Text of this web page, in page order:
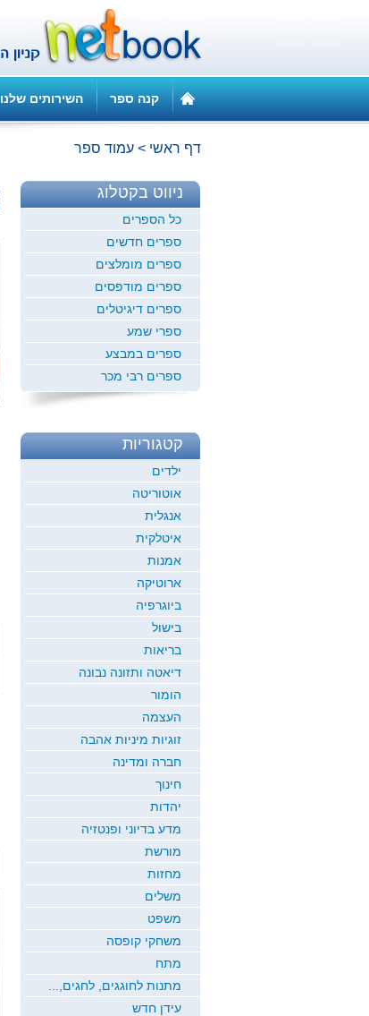
קנה ספר השירותים שלנו
דף ראשי > עמוד ספר
ניווט בקטלוג
כל הספרים
ספרים חדשים
ספרים מומלצים
ספרים מודפסים
ספרים דיגיטלים
ספרי שמע
ספרים במבצע
ספרים רבי מכר
קטגוריות
ילדים
אוטוריטה
אנגלית
איטלקית
אמנות
ארוטיקה
ביוגרפיה
בישול
בריאות
דיאטה ותזונה נבונה
הומור
העצמה
זוגיות מיניות אהבה
חברה ומדינה
חינוך
יהדות
מדע בדיוני ופנטזיה
מורשת
מחזות
משלים
משפט
משחקי קופסה
מתח
מתנות לחוגגים, לחגים,...
עידן חדש